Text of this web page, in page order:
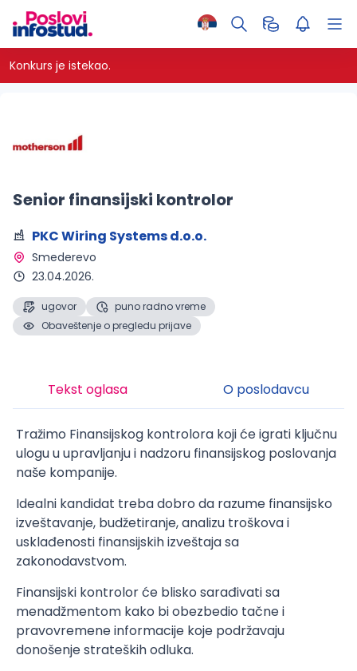
Konkurs je istekao.
Senior finansijski kontrolor
PKC Wiring Systems d.o.o.
Smederevo
23.04.2026.
ugovor
puno radno vreme
Obaveštenje o pregledu prijave
Tekst oglasa O poslodavcu
Tražimo Finansijskog kontrolora koji će igrati ključnu
ulogu u upravljanju i nadzoru finansijskog poslovanja
naše kompanije.
Idealni kandidat treba dobro da razume finansijsko
izveštavanje, budžetiranje, analizu troškova i
usklađenosti finansijskih izveštaja sa
zakonodavstvom.
Finansijski kontrolor će blisko sarađivati sa
menadžmentom kako bi obezbedio tačne i
pravovremene informacije koje podržavaju
donošenje strateških odluka.